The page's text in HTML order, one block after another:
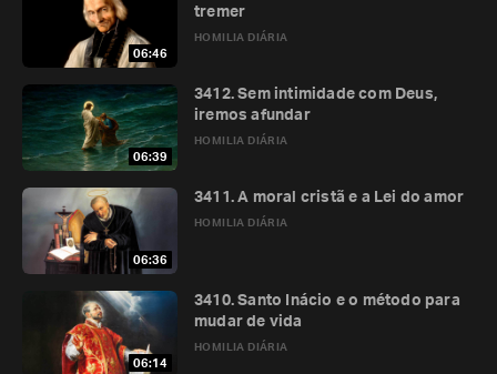
06:46
HOMILIA DIÁRIA
tremer
06:39
HOMILIA DIÁRIA
3412. Sem intimidade com Deus,
iremos afundar
06:36
HOMILIA DIÁRIA
3411. A moral cristã e a Lei do amor
06:14
HOMILIA DIÁRIA
3410. Santo Inácio e o método para
mudar de vida